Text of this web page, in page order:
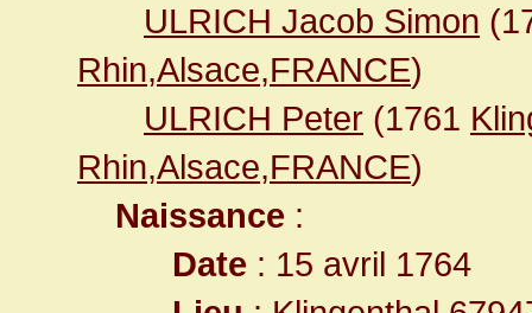
ULRICH Jacob Simon
Rhin,Alsace,FRANCE)
ULRICH Peter (1761
Rhin,Alsace,FRANCE)
Naissance :
Date : 15 avril 1764